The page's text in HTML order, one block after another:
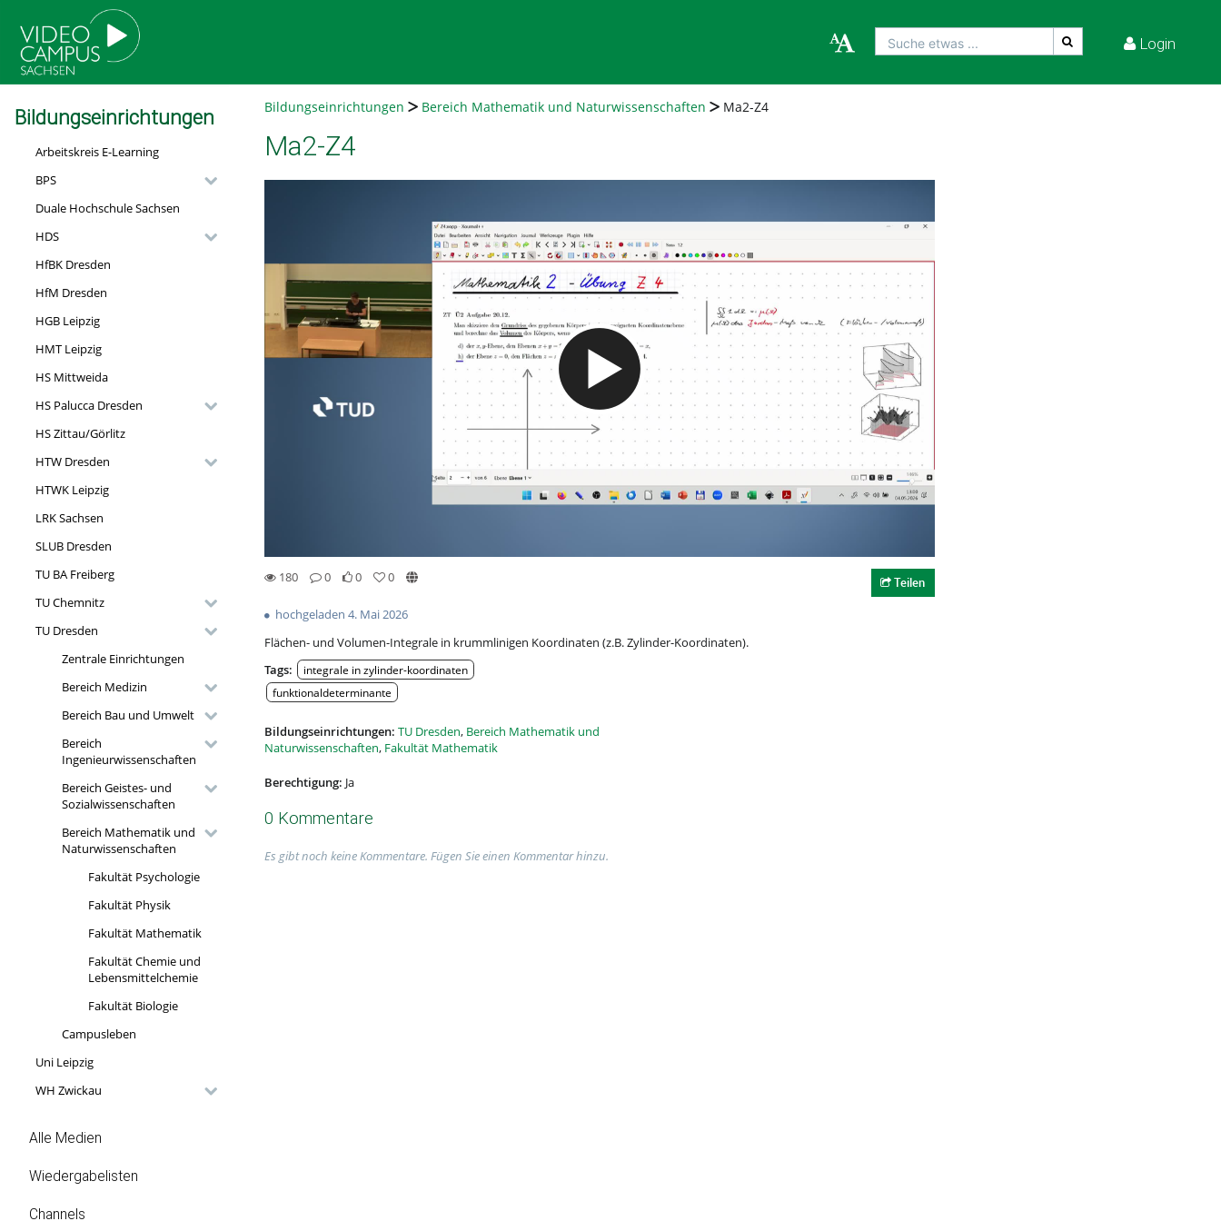
Suche etwas ... Login
Bildungseinrichtungen
Arbeitskreis E-Learning
BPS
Duale Hochschule Sachsen
HDS
HfBK Dresden
HfM Dresden
HGB Leipzig
HMT Leipzig
HS Mittweida
HS Palucca Dresden
HS Zittau/Görlitz
HTW Dresden
HTWK Leipzig
LRK Sachsen
SLUB Dresden
TU BA Freiberg
TU Chemnitz
TU Dresden
Zentrale Einrichtungen
Bereich Medizin
Bereich Bau und Umwelt
Bereich
Ingenieurwissenschaften
Bereich Geistes- und
Sozialwissenschaften
Bereich Mathematik und
Naturwissenschaften
Fakultät Psychologie
Fakultät Physik
Fakultät Mathematik
Fakultät Chemie und
Lebensmittelchemie
Fakultät Biologie
Campusleben
Uni Leipzig
WH Zwickau
Alle Medien
Wiedergabelisten
Channels
Bildungseinrichtungen Bereich Mathematik und Naturwissenschaften Ma2-Z4
Ma2-Z4
Video abspielen
180
0
0
0
Teilen
hochgeladen 4. Mai 2026
Flächen- und Volumen-Integrale in krummlinigen Koordinaten (z.B. Zylinder-Koordinaten).
Tags:
integrale in zylinder-koordinaten
funktionaldeterminante
Bildungseinrichtungen: TU Dresden, Bereich Mathematik und
Naturwissenschaften, Fakultät Mathematik
Berechtigung: Ja
0 Kommentare
Es gibt noch keine Kommentare. Fügen Sie einen Kommentar hinzu.